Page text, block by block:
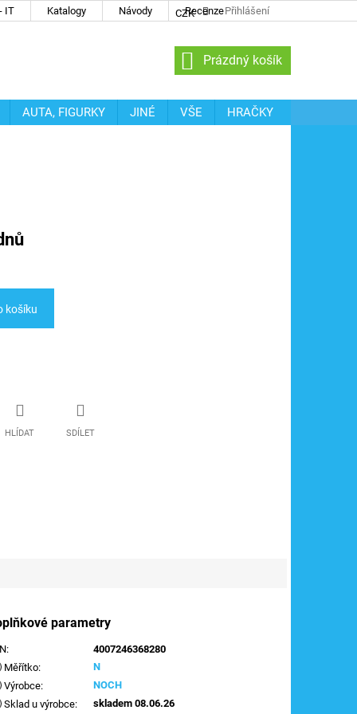
IT Katalogy Návody Recenze
CZK Přihlášení
NÁKUPNÍ
KOŠÍK
Prázdný košík
AUTA, FIGURKY JINÉ VŠE
HRAČKY
košíku
HLÍDAT SDÍLET
parametry
: 4007246368280
Měřítko: N
Výrobce: NOCH
Sklad u výrobce:
skladem 08.06.26